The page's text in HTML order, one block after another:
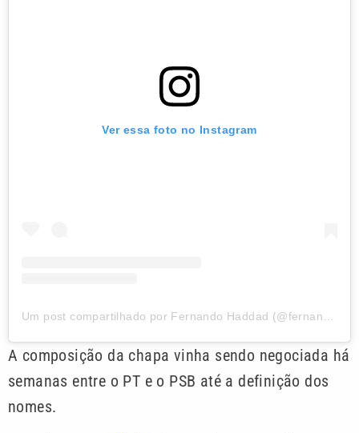
Ver essa foto no Instagram
Um post compartilhado por Fernando Haddad (@fernandohaddadoficial)
A composição da chapa vinha sendo negociada há
semanas entre o PT e o PSB até a definição dos
nomes.